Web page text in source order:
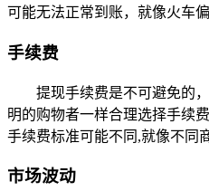
可能无法正常到账，就像火车
手续费
提现手续费是不可避免的
明的购物者一样合理选择手续
手续费标准可能不同,就像不同
市场波动